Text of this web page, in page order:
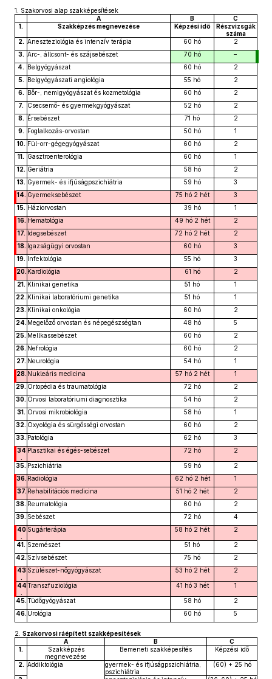
1.
Szakorvosi alap szakképesítések
A
B
C
1.
Szakképzés megnevezése Képzési idő
Részvizsgák
száma
2. Aneszteziológia és intenzív terápia 60 hó
2
3. Arc-, állcsont- és szájsebészet 70 hó
–
4. Belgyógyászat 60 hó
2
5. Belgyógyászati angiológia 55 hó
2
6. Bőr-, nemigyógyászat és kozmetológia 60 hó
2
7.
Csecsemő- és gyermekgyógyászat 52 hó
2
8. Érsebészet 71 hó
2
9. Foglalkozás-orvostan 50 hó
1
10. Fül-orr-gégegyógyászat 60 hó
2
11. Gasztroenterológia 60 hó
1
12. Geriátria 58 hó
2
13. Gyermek- és ifjúságpszichiátria 59 hó
3
14. Gyermeksebészet 75 hó 2 hét
3
15. Háziorvostan 39 hó
1
16. Hematológia 49 hó 2 hét
2
17. Idegsebészet 72 hó 2 hét
2
18. Igazságügyi orvostan 60 hó
3
19. Infektológia 55 hó
3
20. Kardiológia 61 hó
2
21. Klinikai genetika 51 hó
1
22. Klinikai laboratóriumi genetika 51 hó
1
23. Klinikai onkológia 60 hó
2
24. Megelőző orvostan és népegészségtan 48 hó
5
25. Mellkassebészet 60 hó
2
26. Nefrológia 60 hó
2
27. Neurológia 54 hó
1
28. Nukleáris medicina 57 hó 2 hét
1
29. Ortopédia és traumatológia 72 hó
2
30. Orvosi laboratóriumi diagnosztika 54 hó
2
31. Orvosi mikrobiológia 58 hó
1
32. Oxyológia és sürgősségi orvostan 60 hó
2
33. Patológia 62 hó
3
34
.
Plasztikai és égés-sebészet 72 hó 2
35. Pszichiátria 59 hó
2
36. Radiológia 62 hó 2 hét
1
37. Rehabilitációs medicina 51 hó 2 hét
2
38. Reumatológia 60 hó
2
39. Sebészet 72 hó
4
40
.
Sugárterápia 58 hó 2 hét 2
41. Szemészet 51 hó
2
42. Szívsebészet 75 hó
2
43
.
Szülészet-nőgyógyászat 53 hó 2 hét 2
44
.
Transzfuziológia 41 hó 3 hét 1
45.Tüdőgyógyászat 58 hó
2
46. Urológia 60 hó 5
2. Szakorvosi ráépített szakképesítések
A
B
C
1.
Szakképzés
megnevezése
Bemeneti szakképesítés Képzési idő
2. Addiktológia
gyermek- és ifjúságpszichiátria,
pszichiátria
(60) + 25 hó